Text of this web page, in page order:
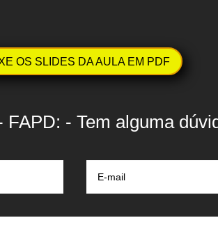
OS SLIDES DA AULA EM PDF
- Tem alguma